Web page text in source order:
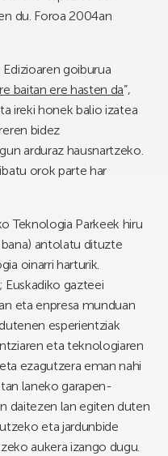
du. Foroa 2004an
Edizioaren goiburua
baitan ere hasten da”,
ireki honek balio izatea
bidez
arduraz hausnartzeko.
orok parte har
Teknologia Parkeek hiru
antolatu dituzte
oinarri harturik.
Euskadiko gazteei
eta enpresa munduan
esperientziak
eta teknologiaren
ezagutzera eman nahi
laneko garapen-
daitezen lan egiten duten
eta jardunbide
aukera izango dugu.